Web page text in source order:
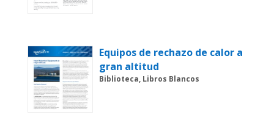
Equipos de rechazo de calor a
gran altitud
Biblioteca, Libros Blancos